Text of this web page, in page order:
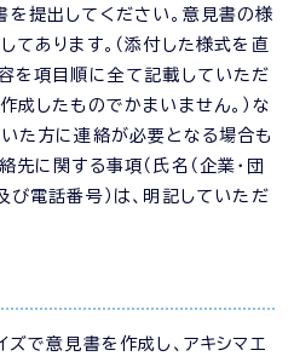
提出してください。意見書の様
てあります。（添付した様式を直
を項目順に全て記載していただ
成したものでかまいません。）な
た方に連絡が必要となる場合も
先に関する事項（氏名（企業・団
び電話番号）は、明記していただ
で意見書を作成し、アキシマエ